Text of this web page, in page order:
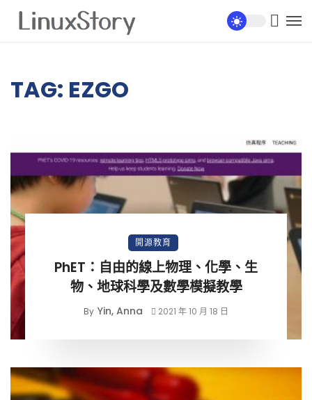
TAG: EZGO
開源教育
PhET：自由的線上物理、化學、生
物、地球科學及數學模擬教學
By Yin, Anna 2021 年 10 月 18 日